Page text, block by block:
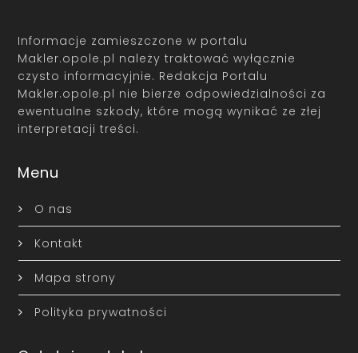
Informacje zamieszczone w portalu
Makler.opole.pl należy traktować wyłącznie
czysto informacyjnie. Redakcja Portalu
Makler.opole.pl nie bierze odpowiedzialności za
ewentualne szkody, które mogą wynikać ze złej
interpretacji treści.
Menu
O nas
Kontakt
Mapa strony
Polityka prywatności